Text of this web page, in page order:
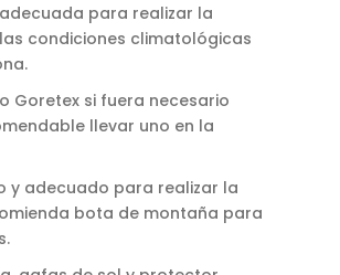
para realizar la
condiciones climatológicas
Goretex si fuera necesario
llevar uno en la
y adecuado para realizar la
bota de montaña para